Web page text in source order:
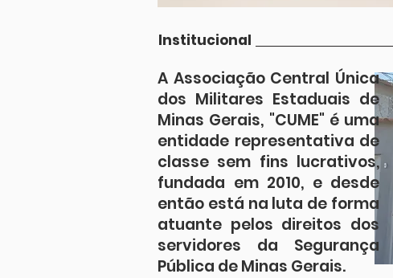
Institucional
A Associação Central Única
dos Militares Estaduais de
Minas Gerais, "CUME" é uma
entidade representativa de
classe sem fins lucrativos,
fundada em 2010, e desde
então está na luta de forma
atuante pelos direitos dos
servidores da Segurança
Pública de Minas Gerais.